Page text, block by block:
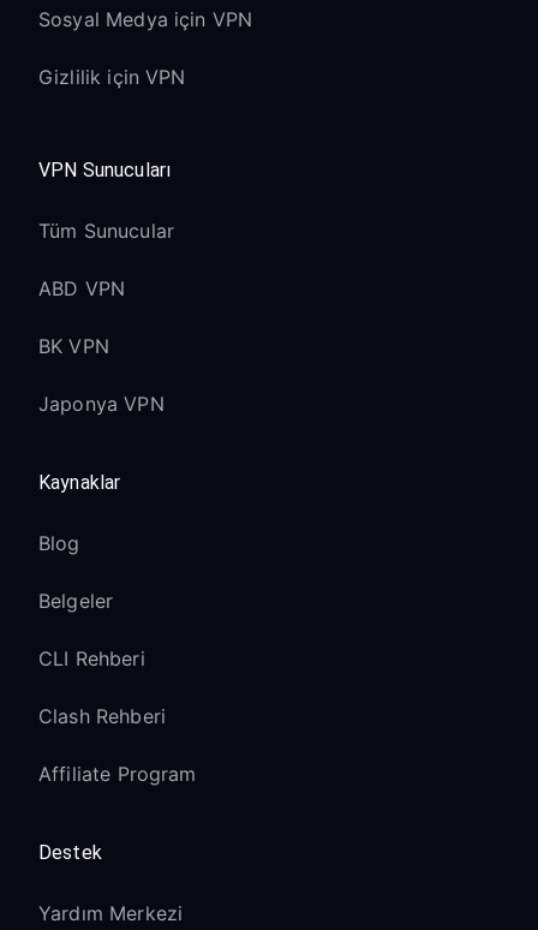
Sosyal Medya için VPN
Gizlilik için VPN
VPN Sunucuları
Tüm Sunucular
ABD VPN
BK VPN
Japonya VPN
Kaynaklar
Blog
Belgeler
CLI Rehberi
Clash Rehberi
Affiliate Program
Destek
Yardım Merkezi